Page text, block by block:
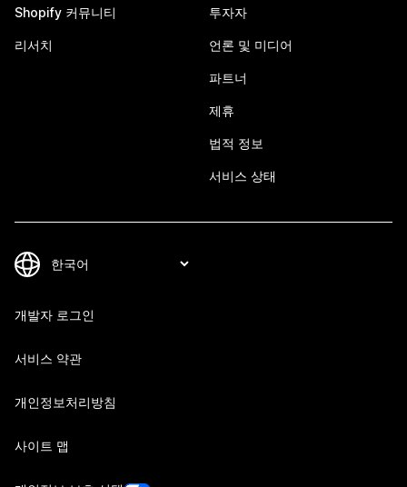
Shopify 커뮤니티
리서치
투자자
언론 및 미디어
파트너
제휴
법적 정보
서비스 상태
개발자 로그인
서비스 약관
개인정보처리방침
사이트 맵